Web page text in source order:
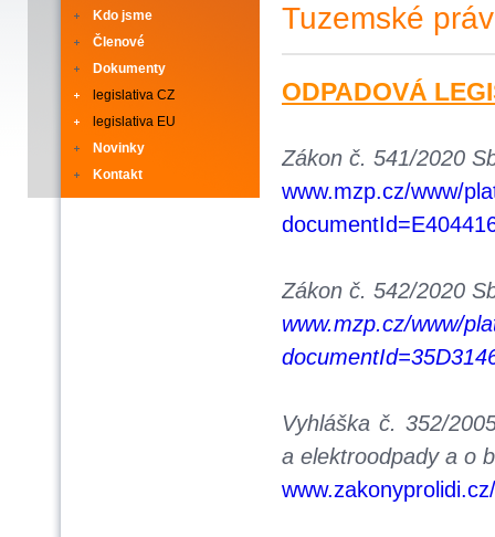
Tuzemské
ODPADOVÁ
Zákon č. 541/2020
www.mzp.cz/www/
Zákon č. 542/2020
www.mzp.cz/www/
Vyhláška č. 352/
a elektroodpady a o
Kdo jsme
Členové
Dokumenty
legislativa CZ
legislativa EU
Novinky
Kontakt